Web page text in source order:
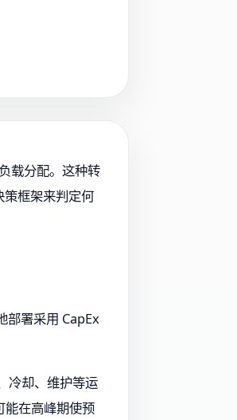
载分配。这种转
框架来判定何
部署采用 CapEx
冷却、维护等运
能在高峰期使预